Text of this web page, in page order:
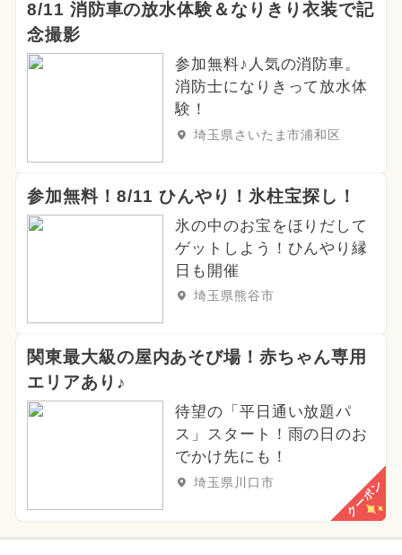
2025年4月のイベント
2024年6月のイベント
2025年2月のイベント
花火 2025年1月のイベント
都民の日・県民の日・市民の日
2025年6月のイベント
8/11 消防車の放水体験＆なりきり衣装で記
念撮影
参加無料♪人気の消防車。
消防士になりきって放水体
験！
埼玉県さいたま市浦和区
参加無料！8/11 ひんやり！氷柱宝探し！
氷の中のお宝をほりだして
ゲットしよう！ひんやり縁
日も開催
埼玉県熊谷市
関東最大級の屋内あそび場！赤ちゃん専用
エリアあり♪
待望の「平日通い放題パ
ス」スタート！雨の日のお
でかけ先にも！
埼玉県川口市 クーポン